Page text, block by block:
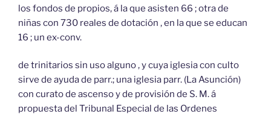
los fondos de propios, á la que asisten 66 ; otra de
niñas con 730 reales de dotación , en la que se educan
16 ; un ex-conv.
de trinitarios sin uso alguno , y cuya iglesia con culto
sirve de ayuda de parr.; una iglesia parr. (La Asunción)
con curato de ascenso y de provisión de S. M. á
propuesta del Tribunal Especial de las Ordenes